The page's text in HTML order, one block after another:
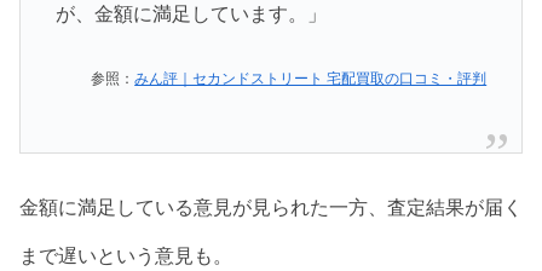
が、金額に満足しています。」
参照：みん評｜セカンドストリート 宅配買取の口コミ・評判
金額に満足している意見が見られた一方、査定結果が届く
まで遅いという意見も。